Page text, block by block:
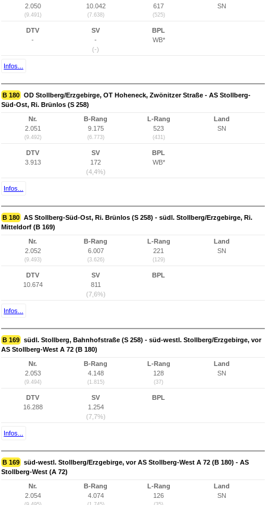
2.050
(9.491)
10.042
(7.638)
617
(525)
SN
DTV
-
SV
-
(-)
BPL
WB*
Infos...
B 180 OD Stollberg/Erzgebirge, OT Hoheneck, Zwönitzer Straße - AS Stollberg-
Süd-Ost, Ri. Brünlos (S 258)
Nr.
2.051
(9.492)
B-Rang
9.175
(6.773)
L-Rang
523
(431)
Land
SN
DTV
3.913
SV
172
(4,4%)
BPL
WB*
Infos...
B 180 AS Stollberg-Süd-Ost, Ri. Brünlos (S 258) - südl. Stollberg/Erzgebirge, Ri.
Mitteldorf (B 169)
Nr.
2.052
(9.493)
B-Rang
6.007
(3.626)
L-Rang
221
(129)
Land
SN
DTV
10.674
SV
811
(7,6%)
BPL
Infos...
B 169 südl. Stollberg, Bahnhofstraße (S 258) - süd-westl. Stollberg/Erzgebirge, vor
AS Stollberg-West A 72 (B 180)
Nr.
2.053
(9.494)
B-Rang
4.148
(1.815)
L-Rang
128
(37)
Land
SN
DTV
16.288
SV
1.254
(7,7%)
BPL
Infos...
B 169 süd-westl. Stollberg/Erzgebirge, vor AS Stollberg-West A 72 (B 180) - AS
Stollberg-West (A 72)
Nr.
2.054
B-Rang
4.074
L-Rang
126
Land
SN